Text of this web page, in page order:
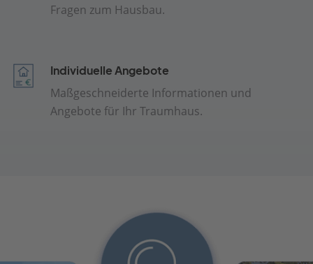
Fragen zum Hausbau.
Individuelle Angebote
Maßgeschneiderte Informationen und
Angebote für Ihr Traumhaus.